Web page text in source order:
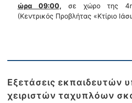
ώρα 09:00, σε χώρο της
(Κεντρικός Προβλήτας «Κτίριο
Εξετάσεις εκπαιδευτών
χειριστών ταχυπλόων